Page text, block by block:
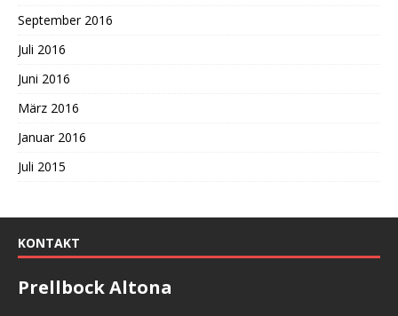
September 2016
Juli 2016
Juni 2016
März 2016
Januar 2016
Juli 2015
KONTAKT
Prellbock Altona